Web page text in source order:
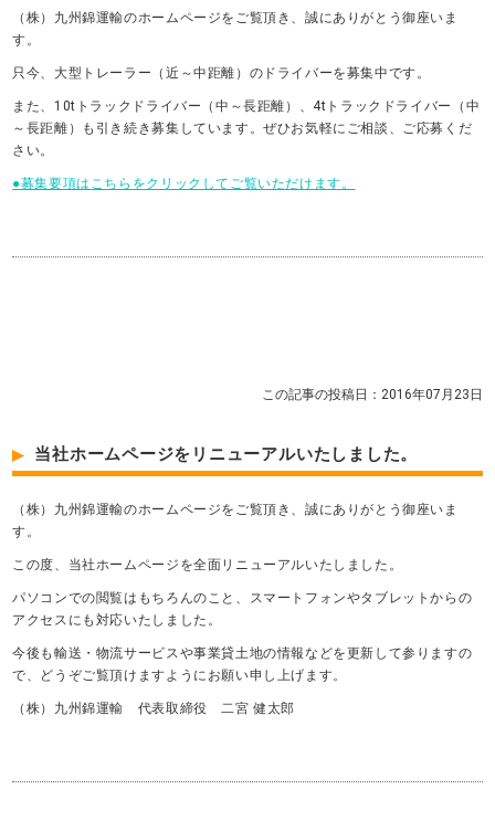
（株）九州錦運輸のホームページをご覧頂き、誠にありがとう御座いま
す。
只今、大型トレーラー（近～中距離）のドライバーを募集中です。
また、10tトラックドライバー（中～長距離）、4tトラックドライバー（中
～長距離）も引き続き募集しています。ぜひお気軽にご相談、ご応募くだ
さい。
●募集要項はこちらをクリックしてご覧いただけます。
この記事の投稿日：2016年07月23日
当社ホームページをリニューアルいたしました。
（株）九州錦運輸のホームページをご覧頂き、誠にありがとう御座いま
す。
この度、当社ホームページを全面リニューアルいたしました。
パソコンでの閲覧はもちろんのこと、スマートフォンやタブレットからの
アクセスにも対応いたしました。
今後も輸送・物流サービスや事業貸土地の情報などを更新して参りますの
で、どうぞご覧頂けますようにお願い申し上げます。
（株）九州錦運輸 代表取締役 二宮 健太郎